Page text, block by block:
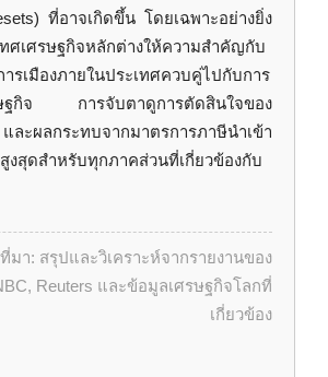
ที่อาจเกิดขึ้น โดยเฉพาะอย่างยิ่ง
ศเศรษฐกิจหลักต่างให้ความสำคัญกับ
ารเมืองภายในประเทศควบคู่ไปกับการ
ษฐกิจ การจับตาดูการตัดสินใจของ
ละผลกระทบจากมาตรการภาษีนำเข้า
งสุดสำหรับทุกภาคส่วนที่เกี่ยวข้องกับ
ที่มา: สรุปและวิเคราะห์จากรายงานของ
Reuters และข้อมูลเศรษฐกิจโลกที่
เกี่ยวข้อง